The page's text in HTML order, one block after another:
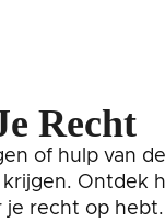
Recht
of hulp van de
Ontdek
je recht op hebt.